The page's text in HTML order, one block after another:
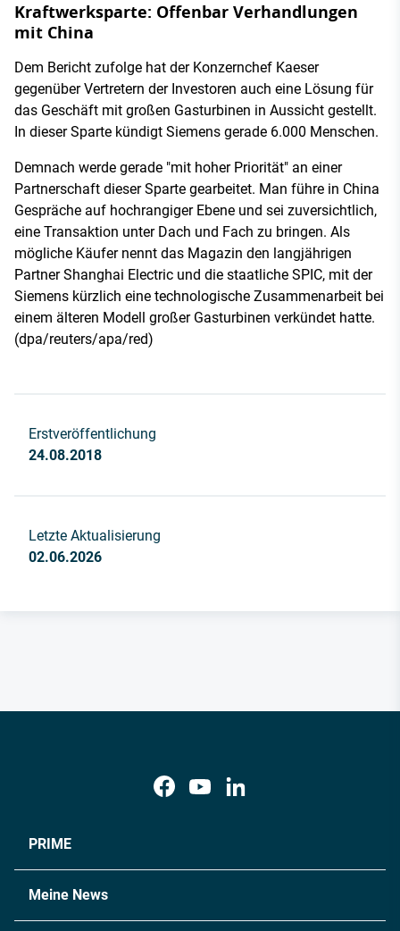
Kraftwerksparte: Offenbar Verhandlungen
mit China
Dem Bericht zufolge hat der Konzernchef Kaeser
gegenüber Vertretern der Investoren auch eine Lösung für
das Geschäft mit großen Gasturbinen in Aussicht gestellt.
In dieser Sparte kündigt Siemens gerade 6.000 Menschen.
Demnach werde gerade "mit hoher Priorität" an einer
Partnerschaft dieser Sparte gearbeitet. Man führe in China
Gespräche auf hochrangiger Ebene und sei zuversichtlich,
eine Transaktion unter Dach und Fach zu bringen. Als
mögliche Käufer nennt das Magazin den langjährigen
Partner Shanghai Electric und die staatliche SPIC, mit der
Siemens kürzlich eine technologische Zusammenarbeit bei
einem älteren Modell großer Gasturbinen verkündet hatte.
(dpa/reuters/apa/red)
Erstveröffentlichung
24.08.2018
Letzte Aktualisierung
02.06.2026
PRIME
Meine News